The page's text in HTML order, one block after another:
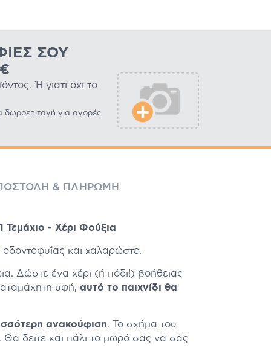
ΣΟΥ
Ή γιατί όχι το
δωροεπιταγή για αγορές
& ΠΛΗΡΩΜΉ
- Χέρι Φούξια
οδοντοφυΐας και χαλαρώστε.
Δώστε ένα χέρι (ή πόδι!) βοήθειας
υφή, αυτό το παιχνίδι θα
ανακούφιση. Το σχήμα του
. Θα δείτε και πάλι το μωρό σας να σάς